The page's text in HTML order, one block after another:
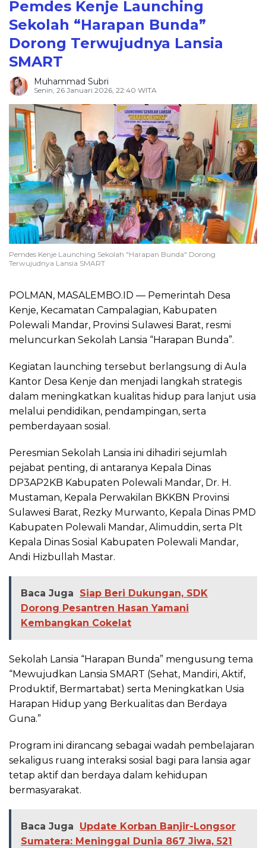
Pemdes Kenje Launching
Sekolah “Harapan Bunda”
Dorong Terwujudnya Lansia
SMART
Muhammad Subri
Senin, 26 Januari 2026, 22:40 WITA
Pemdes Kenje Launching Sekolah "Harapan Bunda" Dorong
Terwujudnya Lansia SMART
POLMAN, MASALEMBO.ID — Pemerintah Desa
Kenje, Kecamatan Campalagian, Kabupaten
Polewali Mandar, Provinsi Sulawesi Barat, resmi
meluncurkan Sekolah Lansia “Harapan Bunda”.
Kegiatan launching tersebut berlangsung di Aula
Kantor Desa Kenje dan menjadi langkah strategis
dalam meningkatkan kualitas hidup para lanjut usia
melalui pendidikan, pendampingan, serta
pemberdayaan sosial.
Peresmian Sekolah Lansia ini dihadiri sejumlah
pejabat penting, di antaranya Kepala Dinas
DP3AP2KB Kabupaten Polewali Mandar, Dr. H.
Mustaman, Kepala Perwakilan BKKBN Provinsi
Sulawesi Barat, Rezky Murwanto, Kepala Dinas PMD
Kabupaten Polewali Mandar, Alimuddin, serta Plt
Kepala Dinas Sosial Kabupaten Polewali Mandar,
Andi Hizbullah Mastar.
Baca Juga
Siap Beri Dukungan, SDK
Dorong Pesantren Hasan Yamani
Kembangkan Cokelat
Sekolah Lansia “Harapan Bunda” mengusung tema
“Mewujudkan Lansia SMART (Sehat, Mandiri, Aktif,
Produktif, Bermartabat) serta Meningkatkan Usia
Harapan Hidup yang Berkualitas dan Berdaya
Guna.”
Program ini dirancang sebagai wadah pembelajaran
sekaligus ruang interaksi sosial bagi para lansia agar
tetap aktif dan berdaya dalam kehidupan
bermasyarakat.
Baca Juga
Update Korban Banjir-Longsor
Sumatera: Meninggal Dunia 867 Jiwa, 521